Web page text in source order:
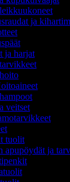
ja
ja harjat
veitset
tuolit
apupöydät ja